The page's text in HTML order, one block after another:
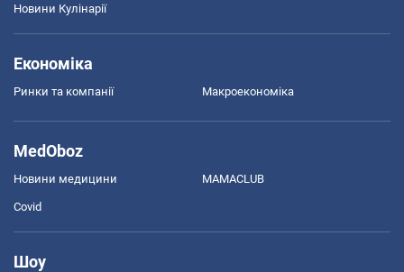
Новини Кулінарії
Економіка
Ринки та компанії Макроекономіка
MedOboz
Новини медицини MAMACLUB
Covid
Шоу